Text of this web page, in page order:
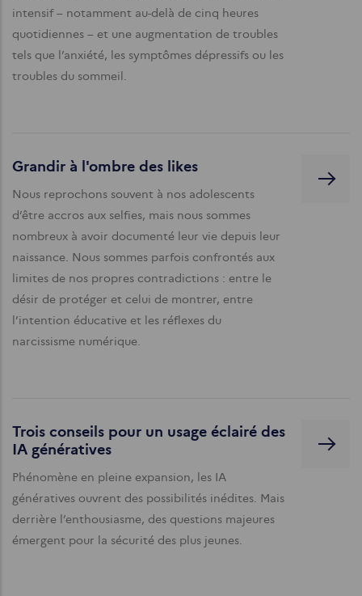
intensif – notamment au-delà de cinq heures
quotidiennes – et une augmentation de troubles
tels que l’anxiété, les symptômes dépressifs ou les
troubles du sommeil.
Grandir à l'ombre des likes
Nous reprochons souvent à nos adolescents
d’être accros aux selfies, mais nous sommes
nombreux à avoir documenté leur vie depuis leur
naissance. Nous sommes parfois confrontés aux
limites de nos propres contradictions : entre le
désir de protéger et celui de montrer, entre
l’intention éducative et les réflexes du
narcissisme numérique.
Trois conseils pour un usage éclairé des
IA génératives
Phénomène en pleine expansion, les IA
génératives ouvrent des possibilités inédites. Mais
derrière l’enthousiasme, des questions majeures
émergent pour la sécurité des plus jeunes.